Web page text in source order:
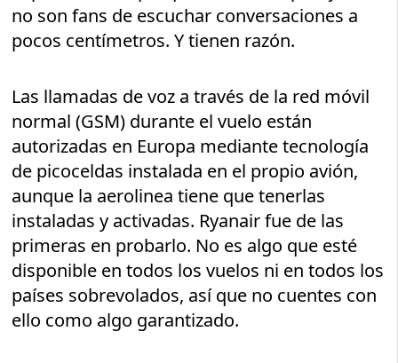
no son fans de escuchar conversaciones a
pocos centímetros. Y tienen razón.
Las llamadas de voz a través de la red móvil
normal (GSM) durante el vuelo están
autorizadas en Europa mediante tecnología
de picoceldas instalada en el propio avión,
aunque la aerolinea tiene que tenerlas
instaladas y activadas. Ryanair fue de las
primeras en probarlo. No es algo que esté
disponible en todos los vuelos ni en todos los
países sobrevolados, así que no cuentes con
ello como algo garantizado.